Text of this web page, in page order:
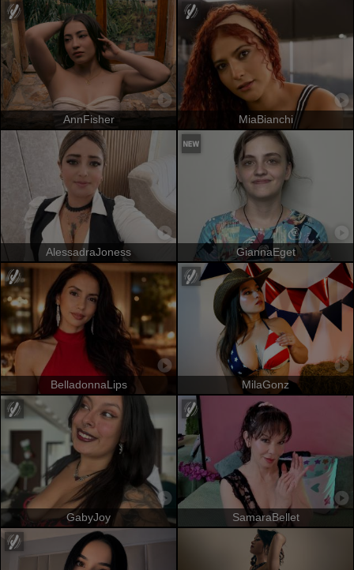
AnnFisher MiaBianchi
AlessadraJoness GiannaEget
BelladonnaLips MilaGonz
GabyJoy SamaraBellet